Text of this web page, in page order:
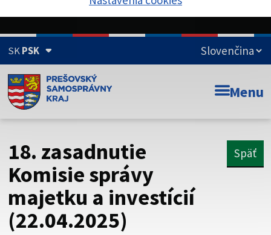
SKPSK
Doména psk.sk je oficiálna
Toto je oficiálna webová stránka Prešovského
Táto stránka je zabezpečená
Buďte pozorní a vždy sa uistite, že zdieľate informácie iba
cez zabezpečenú webovú stránku. Zabezpečená stránka
vždy začína https:// pred názvom domény webového sídla.
Menu
18. zasadnutie
Komisie správy
majetku a investícií
(22.04.2025)
Späť